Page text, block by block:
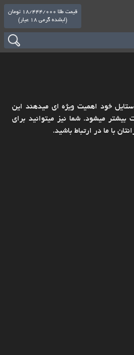
قیمت طلا 18/444/000 تومان
(ابشده گرمی 18 عیار)
است که به استایل خود اهمیت ویژه ای میدهند این
میشود. شما نیز میتوانید برای
با ما در ارتباط باشید.